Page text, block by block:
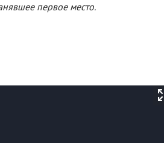
первое место.